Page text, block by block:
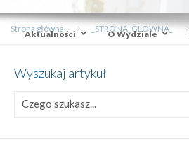
Aktualności O Wydziale
Strona główna _STRONA_GLOWNA_
Wyszukaj artykuł